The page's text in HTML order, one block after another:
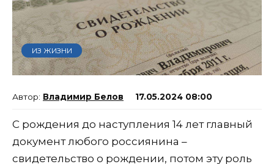
ИЗ ЖИЗНИ
Владимир Белов 17.05.2024 08:00
С рождения до наступления 14 лет главный
документ любого россиянина –
свидетельство о рождении, потом эту роль